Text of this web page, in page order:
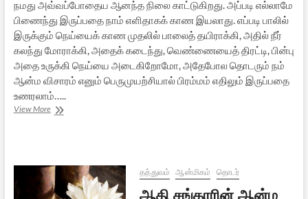
நமது அவ்வப்போதைய ஆனந்த நிலை காட்டுகிறது. அப்படி எல்லாமே
பிணைந்து இருப்பதை நாம் எளிதாகக் காண இயலாது. எப்படி பாலில்
இருக்கும் நெய்யைக் காண முதலில் பாலைத் தயிராக்கி, அதில் நீர்
கலந்து மோராக்கி, அதைக் கடைந்து, வெண்ணையைத் திரட்டி, பின்பு
அதை உருக்கி நெய்யை அடைகிறோமோ, அதேபோல தொடரும் நம்
ஆன்ம விசாரம் எனும் பெருமுயற்சியால் பிரம்மம் எதிலும் இருப்பதை
உணரலாம்…..
View Moreஆதி
20
தத்துவம் ஆன்மிகம் தொடர்
ஆதி சங்கரரின் ஆன்ம